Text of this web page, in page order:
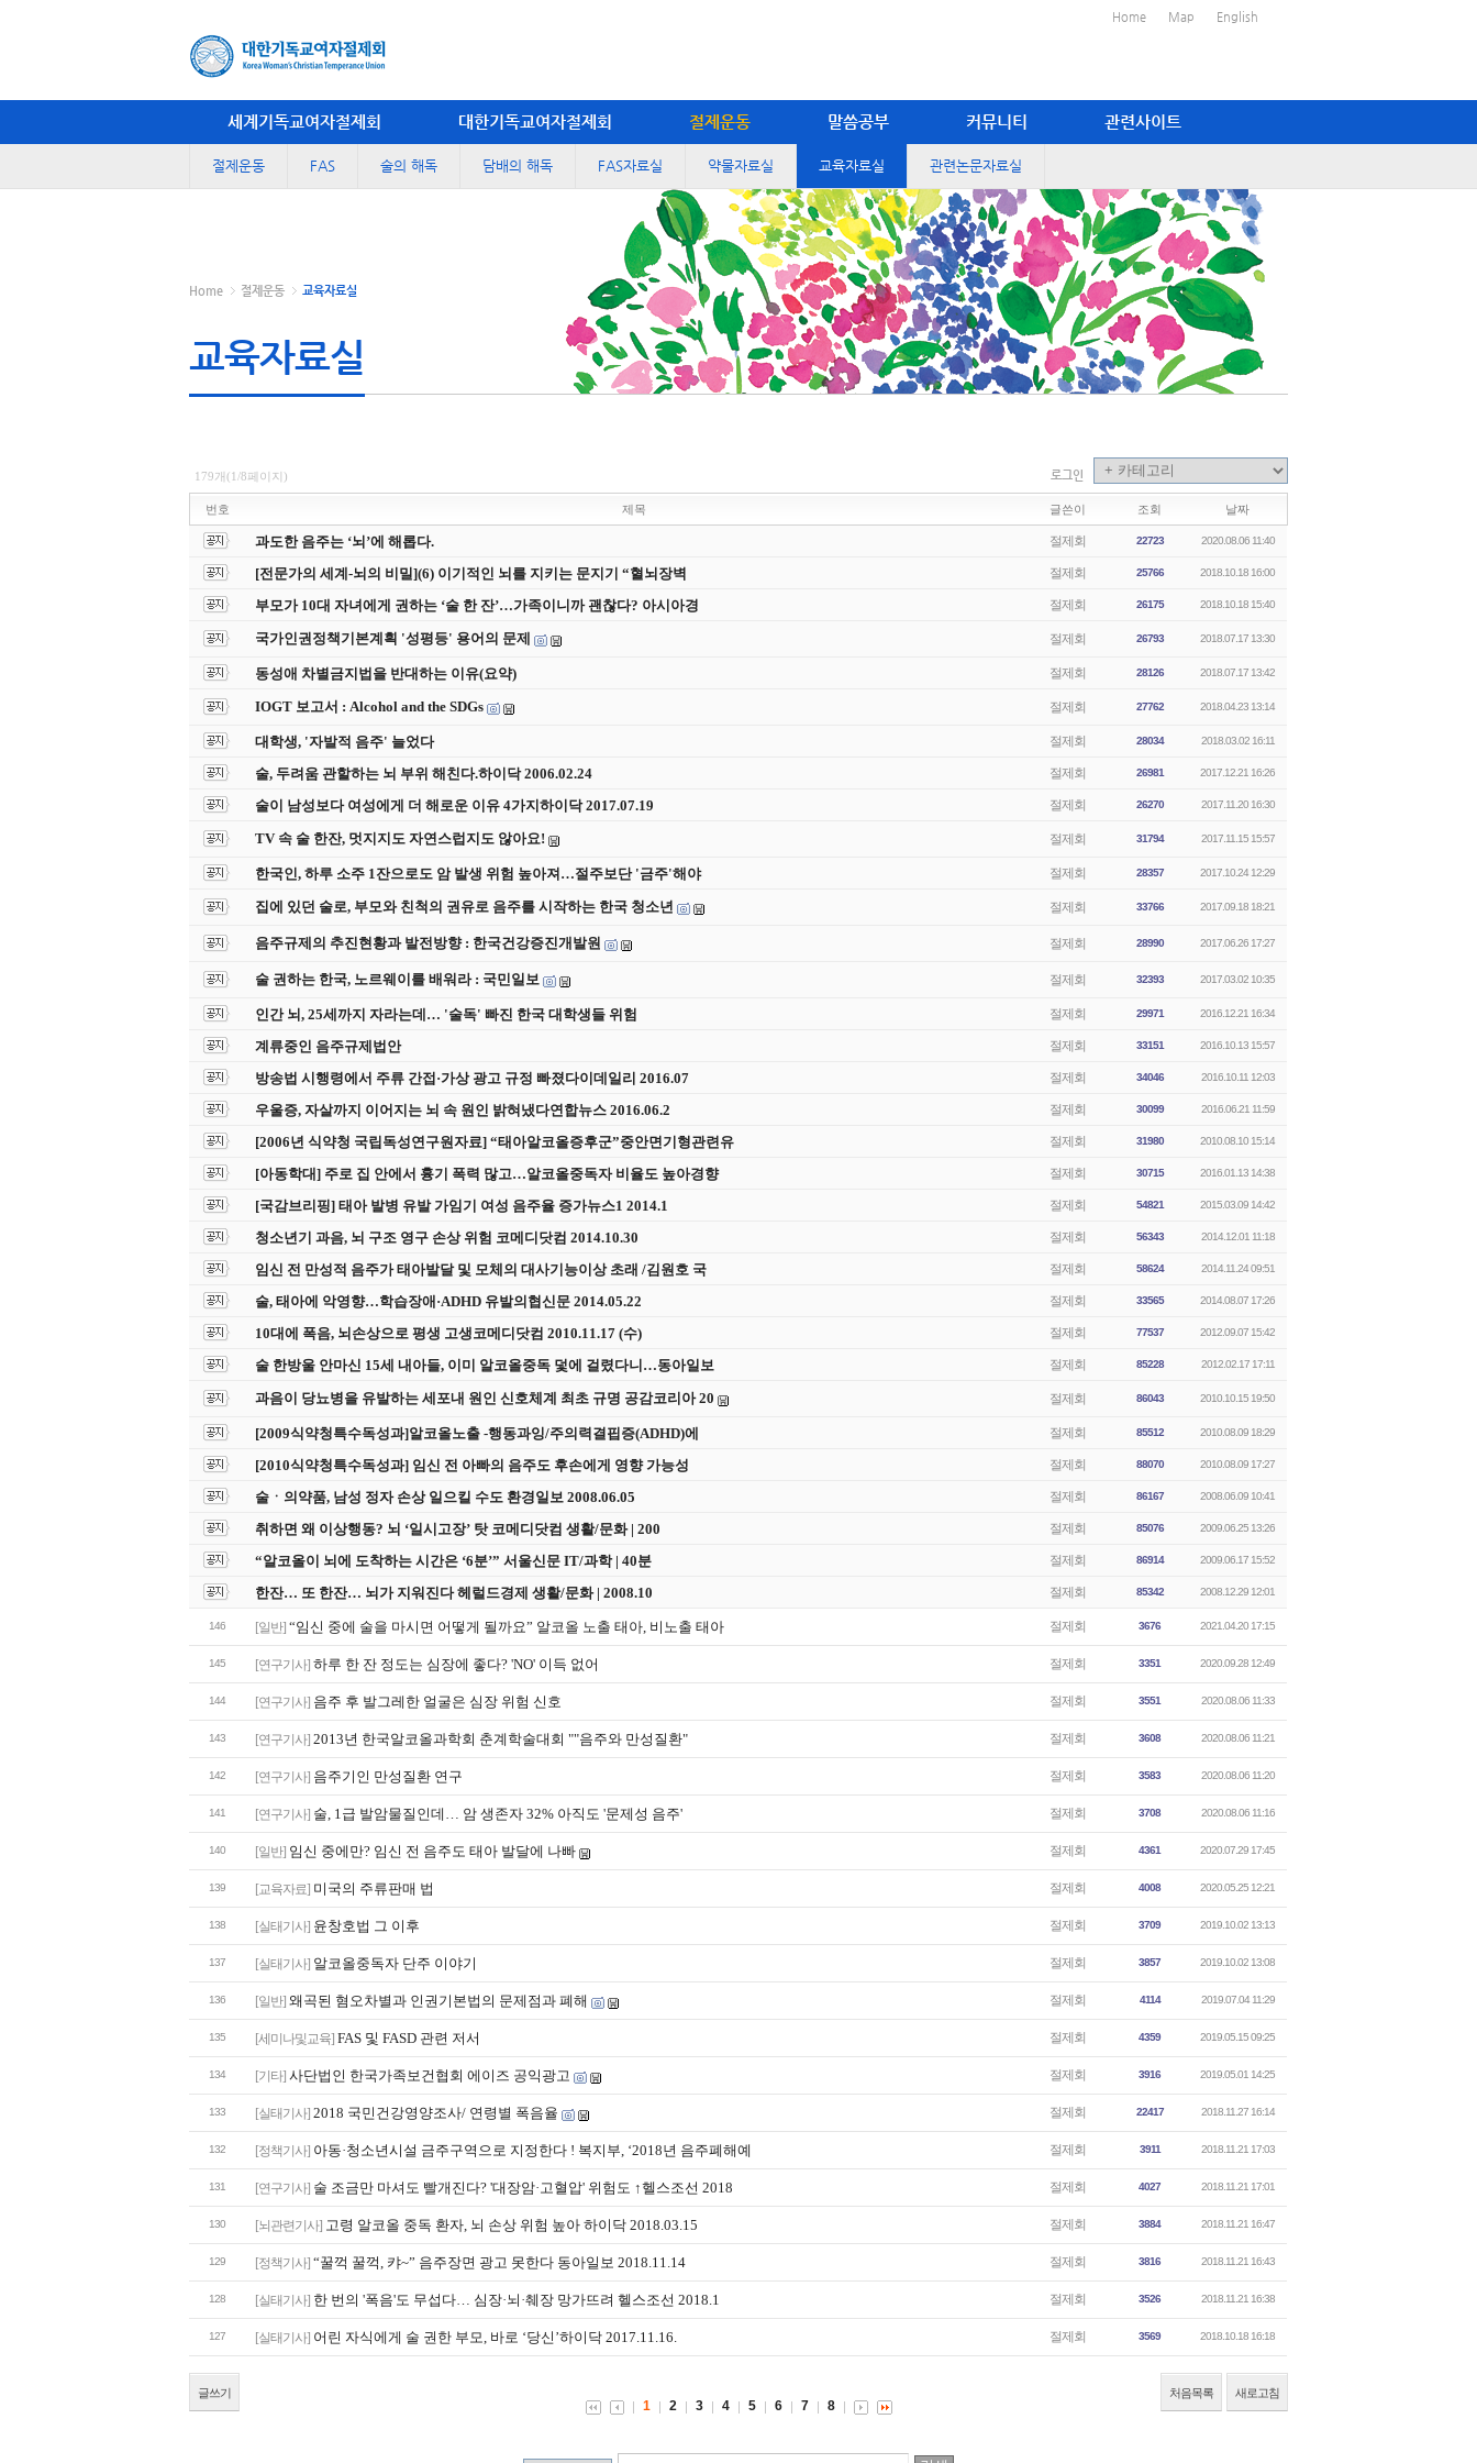
Home Map English
세계기독교여자절제회 대한기독교여자절제회 절제운동 말씀공부 커뮤니티 관련사이트
절제운동 FAS 술의 해독 담배의 해독 FAS자료실 약물자료실 교육자료실 관련논문자료실
Home 절제운동 교육자료실
교육자료실
179개(1/8페이지) 로그인
번호 제목 글쓴이 조회 날짜
과도한 음주는 ‘뇌’에 해롭다. 절제회 22723 2020.08.06 11:40
[전문가의 세계-뇌의 비밀](6) 이기적인 뇌를 지키는 문지기 “혈뇌장벽 절제회 25766 2018.10.18 16:00
부모가 10대 자녀에게 권하는 ‘술 한 잔’…가족이니까 괜찮다? 아시아경 절제회 26175 2018.10.18 15:40
국가인권정책기본계획 '성평등' 용어의 문제 절제회 26793 2018.07.17 13:30
동성애 차별금지법을 반대하는 이유(요약) 절제회 28126 2018.07.17 13:42
IOGT 보고서 : Alcohol and the SDGs 절제회 27762 2018.04.23 13:14
대학생, '자발적 음주' 늘었다 절제회 28034 2018.03.02 16:11
술, 두려움 관할하는 뇌 부위 해친다.하이닥 2006.02.24 절제회 26981 2017.12.21 16:26
술이 남성보다 여성에게 더 해로운 이유 4가지하이닥 2017.07.19 절제회 26270 2017.11.20 16:30
TV 속 술 한잔, 멋지지도 자연스럽지도 않아요! 절제회 31794 2017.11.15 15:57
한국인, 하루 소주 1잔으로도 암 발생 위험 높아져…절주보단 '금주'해야 절제회 28357 2017.10.24 12:29
집에 있던 술로, 부모와 친척의 권유로 음주를 시작하는 한국 청소년 절제회 33766 2017.09.18 18:21
음주규제의 추진현황과 발전방향 : 한국건강증진개발원 절제회 28990 2017.06.26 17:27
술 권하는 한국, 노르웨이를 배워라 : 국민일보 절제회 32393 2017.03.02 10:35
인간 뇌, 25세까지 자라는데… '술독' 빠진 한국 대학생들 위험 절제회 29971 2016.12.21 16:34
계류중인 음주규제법안 절제회 33151 2016.10.13 15:57
방송법 시행령에서 주류 간접·가상 광고 규정 빠졌다이데일리 2016.07 절제회 34046 2016.10.11 12:03
우울증, 자살까지 이어지는 뇌 속 원인 밝혀냈다연합뉴스 2016.06.2 절제회 30099 2016.06.21 11:59
[2006년 식약청 국립독성연구원자료] “태아알코올증후군”중안면기형관련유 절제회 31980 2010.08.10 15:14
[아동학대] 주로 집 안에서 흉기 폭력 많고…알코올중독자 비율도 높아경향 절제회 30715 2016.01.13 14:38
[국감브리핑] 태아 발병 유발 가임기 여성 음주율 증가뉴스1 2014.1 절제회 54821 2015.03.09 14:42
청소년기 과음, 뇌 구조 영구 손상 위험 코메디닷컴 2014.10.30 절제회 56343 2014.12.01 11:18
임신 전 만성적 음주가 태아발달 및 모체의 대사기능이상 초래 /김원호 국 절제회 58624 2014.11.24 09:51
술, 태아에 악영향…학습장애·ADHD 유발의협신문 2014.05.22 절제회 33565 2014.08.07 17:26
10대에 폭음, 뇌손상으로 평생 고생코메디닷컴 2010.11.17 (수) 절제회 77537 2012.09.07 15:42
술 한방울 안마신 15세 내아들, 이미 알코올중독 덫에 걸렸다니…동아일보 절제회 85228 2012.02.17 17:11
과음이 당뇨병을 유발하는 세포내 원인 신호체계 최초 규명 공감코리아 20 절제회 86043 2010.10.15 19:50
[2009식약청특수독성과]알코올노출 -행동과잉/주의력결핍증(ADHD)에 절제회 85512 2010.08.09 18:29
[2010식약청특수독성과] 임신 전 아빠의 음주도 후손에게 영향 가능성 절제회 88070 2010.08.09 17:27
술ㆍ의약품, 남성 정자 손상 일으킬 수도 환경일보 2008.06.05 절제회 86167 2008.06.09 10:41
취하면 왜 이상행동? 뇌 ‘일시고장’ 탓 코메디닷컴 생활/문화 | 200 절제회 85076 2009.06.25 13:26
“알코올이 뇌에 도착하는 시간은 ‘6분’” 서울신문 IT/과학 | 40분 절제회 86914 2009.06.17 15:52
한잔… 또 한잔… 뇌가 지워진다 헤럴드경제 생활/문화 | 2008.10 절제회 85342 2008.12.29 12:01
146 [일반] “임신 중에 술을 마시면 어떻게 될까요” 알코올 노출 태아, 비노출 태아 절제회 3676 2021.04.20 17:15
145 [연구기사] 하루 한 잔 정도는 심장에 좋다? 'NO' 이득 없어 절제회 3351 2020.09.28 12:49
144 [연구기사] 음주 후 발그레한 얼굴은 심장 위험 신호 절제회 3551 2020.08.06 11:33
143 [연구기사] 2013년 한국알코올과학회 춘계학술대회 ""음주와 만성질환" 절제회 3608 2020.08.06 11:21
142 [연구기사] 음주기인 만성질환 연구 절제회 3583 2020.08.06 11:20
141 [연구기사] 술, 1급 발암물질인데… 암 생존자 32% 아직도 '문제성 음주' 절제회 3708 2020.08.06 11:16
140 [일반] 임신 중에만? 임신 전 음주도 태아 발달에 나빠 절제회 4361 2020.07.29 17:45
139 [교육자료] 미국의 주류판매 법 절제회 4008 2020.05.25 12:21
138 [실태기사] 윤창호법 그 이후 절제회 3709 2019.10.02 13:13
137 [실태기사] 알코올중독자 단주 이야기 절제회 3857 2019.10.02 13:08
136 [일반] 왜곡된 혐오차별과 인권기본법의 문제점과 폐해 절제회 4114 2019.07.04 11:29
135 [세미나및교육] FAS 및 FASD 관련 저서 절제회 4359 2019.05.15 09:25
134 [기타] 사단법인 한국가족보건협회 에이즈 공익광고 절제회 3916 2019.05.01 14:25
133 [실태기사] 2018 국민건강영양조사/ 연령별 폭음율 절제회 22417 2018.11.27 16:14
132 [정책기사] 아동·청소년시설 금주구역으로 지정한다 ! 복지부, ‘2018년 음주폐해예 절제회 3911 2018.11.21 17:03
131 [연구기사] 술 조금만 마셔도 빨개진다? '대장암·고혈압' 위험도 ↑헬스조선 2018 절제회 4027 2018.11.21 17:01
130 [뇌관련기사] 고령 알코올 중독 환자, 뇌 손상 위험 높아 하이닥 2018.03.15 절제회 3884 2018.11.21 16:47
129 [정책기사] “꿀꺽 꿀꺽, 캬~” 음주장면 광고 못한다 동아일보 2018.11.14 절제회 3816 2018.11.21 16:43
128 [실태기사] 한 번의 '폭음'도 무섭다… 심장·뇌·췌장 망가뜨려 헬스조선 2018.1 절제회 3526 2018.11.21 16:38
127 [실태기사] 어린 자식에게 술 권한 부모, 바로 ‘당신’하이닥 2017.11.16. 절제회 3569 2018.10.18 16:18
글쓰기 처음목록 새로고침
1 2 3 4 5 6 7 8